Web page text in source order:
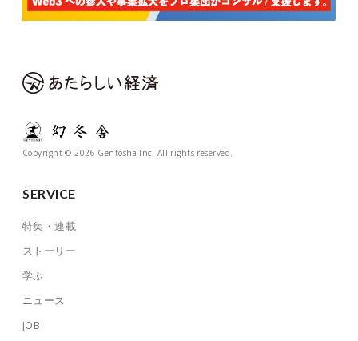
Copyright © 2026 Gentosha Inc. All rights reserved.
SERVICE
特集・連載
ストーリー
学ぶ
ニュース
JOB